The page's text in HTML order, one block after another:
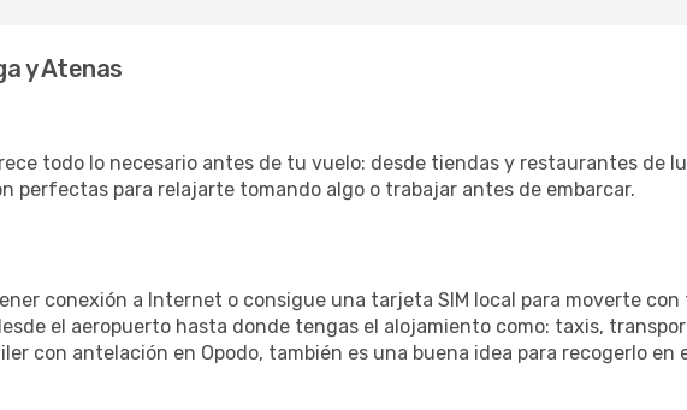
y Atenas
todo lo necesario antes de tu vuelo: desde tiendas y restaurantes de
perfectas para relajarte tomando algo o trabajar antes de embarcar.
conexión a Internet o consigue una tarjeta SIM local para moverte
el aeropuerto hasta donde tengas el alojamiento como: taxis,
con antelación en Opodo, también es una buena idea para recogerlo